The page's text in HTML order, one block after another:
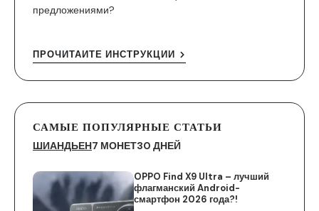
предложениями?
ПРОЧИТАЙТЕ ИНСТРУКЦИИ
САМЫЕ ПОПУЛЯРНЫЕ СТАТЬИ
ШИАНДЬЕН7 МОНЕТ30 ДНЕЙ
OPPO Find X9 Ultra – лучший
флагманский Android-
смартфон 2026 года?!